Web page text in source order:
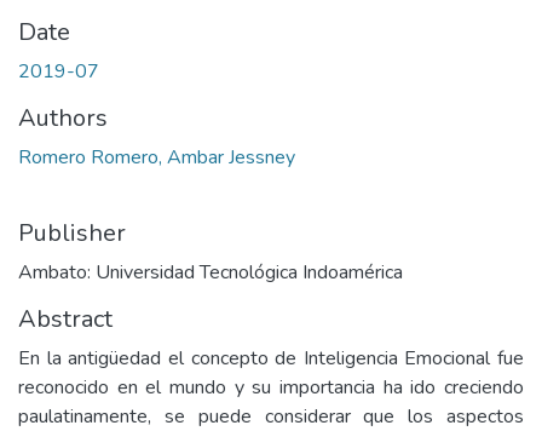
Date
2019-07
Authors
Romero Romero, Ambar Jessney
Publisher
Ambato: Universidad Tecnológica Indoamérica
Abstract
En la antigüedad el concepto de Inteligencia Emocional fue
reconocido en el mundo y su importancia ha ido creciendo
paulatinamente, se puede considerar que los aspectos